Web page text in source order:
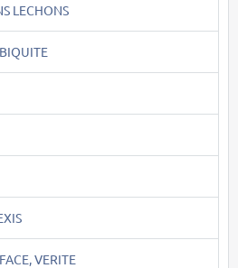
LECHONS
VERITE